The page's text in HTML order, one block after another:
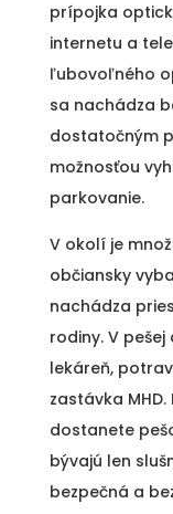
prípojka
internetu a
ľubovoľného
sa nachádza
dostatočným
možnosťou
parkovanie.
V okolí je
občiansky
nachádza
rodiny. V
lekáreň,
zastávka
dostanete
bývajú len
bezpečná a